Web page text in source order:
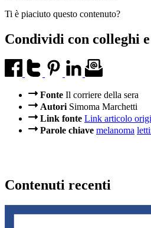
Ti è piaciuto questo contenuto?
Condividi con colleghi
Fonte Il corriere della sera
Autori Simoma Marchetti
Link fonte Link articolo
Parole chiave melanoma
Contenuti recenti